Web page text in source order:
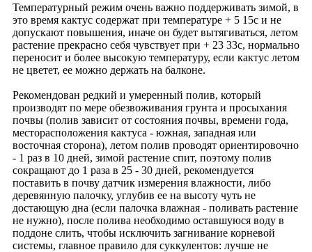
Температурный режим очень важно поддерживать зимой, в
это время кактус содержат при температуре + 5 15c и не
допускают повышения, иначе он будет вытягиваться, летом
растение прекрасно себя чувствует при + 23 33c, нормально
переносит и более высокую температуру, если кактус летом
не цветет, ее можно держать на балконе.
Рекомендован редкий и умеренный полив, который
производят по мере обезвоживания грунта и просыхания
почвы (полив зависит от состояния почвы, времени года,
месторасположения кактуса - южная, западная или
восточная сторона), летом полив проводят ориентировочно
- 1 раз в 10 дней, зимой растение спит, поэтому полив
сокращают до 1 раза в 25 - 30 дней, рекомендуется
поставить в почву датчик измерения влажности, либо
деревянную палочку, углубив ее на высоту чуть не
достающую дна (если палочка влажная - поливать растение
не нужно), после полива необходимо оставшуюся воду в
поддоне слить, чтобы исключить загнивание корневой
системы, главное правило для суккулентов: лучше не